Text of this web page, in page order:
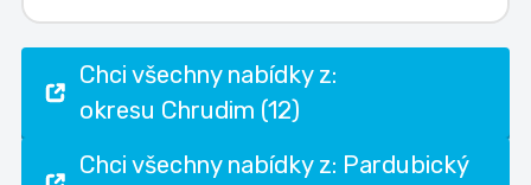
Chci všechny nabídky z:
okresu Chrudim (12)
Chci všechny nabídky z: Pardubický